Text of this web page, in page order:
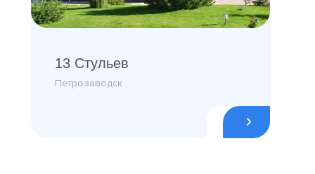
13 Стульев
Петрозаводск